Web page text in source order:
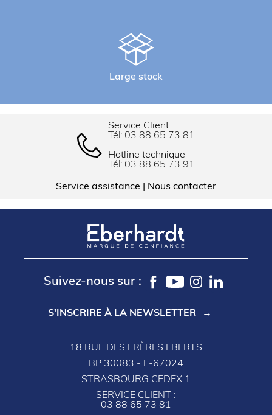
Large stock
Service Client
Tél: 03 88 65 73 81
Hotline technique
Tél: 03 88 65 73 91
Service assistance Nous contacter
Suivez-nous sur :
S'INSCRIRE À LA NEWSLETTER
18 RUE DES FRÈRES EBERTS
BP 30083 - F-67024
STRASBOURG CEDEX 1
SERVICE CLIENT :
03 88 65 73 81